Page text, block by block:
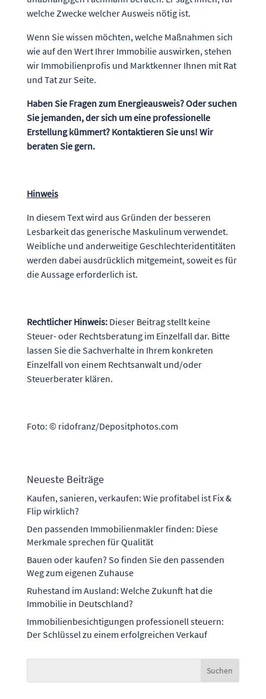
welche Zwecke welcher Ausweis nötig ist.
Wenn Sie wissen möchten, welche Maßnahmen sich
wie auf den Wert Ihrer Immobilie auswirken, stehen
wir Immobilienprofis und Marktkenner Ihnen mit Rat
und Tat zur Seite.
Haben Sie Fragen zum Energieausweis? Oder suchen
Sie jemanden, der sich um eine professionelle
Erstellung kümmert? Kontaktieren Sie uns! Wir
beraten Sie gern.
Hinweis
In diesem Text wird aus Gründen der besseren
Lesbarkeit das generische Maskulinum verwendet.
Weibliche und anderweitige Geschlechteridentitäten
werden dabei ausdrücklich mitgemeint, soweit es für
die Aussage erforderlich ist.
Rechtlicher Hinweis: Dieser Beitrag stellt keine
Steuer- oder Rechtsberatung im Einzelfall dar. Bitte
lassen Sie die Sachverhalte in Ihrem konkreten
Einzelfall von einem Rechtsanwalt und/oder
Steuerberater klären.
Foto: © ridofranz/Depositphotos.com
Neueste Beiträge
Kaufen, sanieren, verkaufen: Wie profitabel ist Fix &
Flip wirklich?
Den passenden Immobilienmakler finden: Diese
Merkmale sprechen für Qualität
Bauen oder kaufen? So finden Sie den passenden
Weg zum eigenen Zuhause
Ruhestand im Ausland: Welche Zukunft hat die
Immobilie in Deutschland?
Immobilienbesichtigungen professionell steuern:
Der Schlüssel zu einem erfolgreichen Verkauf